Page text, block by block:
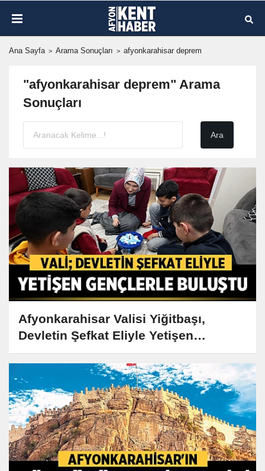
Ana Sayfa Arama Sonuçları afyonkarahisar deprem
"afyonkarahisar deprem" Arama
Sonuçları
Afyonkarahisar Valisi Yiğitbaşı,
Devletin Şefkat Eliyle Yetişen
Gençlerle Buluştu